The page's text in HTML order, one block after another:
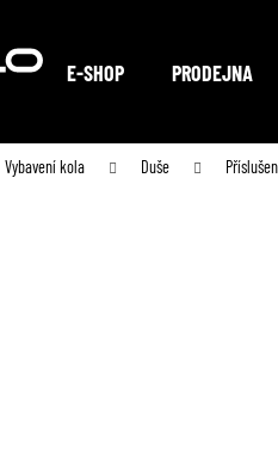
E-SHOP PRODEJNA
Vybavení kola Duše